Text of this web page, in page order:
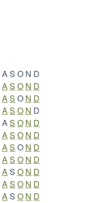
AS O N D
AS O N D
AS O N D
AS O N D
AS O N D
AS O N D
AS O N D
AS O N D
AS O N D
AS O N D
AS O N D